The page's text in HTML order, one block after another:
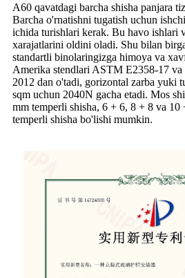
A60 qavatdagi barcha shisha panjara
Barcha o'rnatishni tugatish uchun
ichida turishlari kerak. Bu havo ishlari
xarajatlarini oldini oladi. Shu bilan
standartli binolaringizga himoya va
Amerika stendlari ASTM E2358-17
2012 dan o'tadi, gorizontal zarba yuki
sqm uchun 2040N gacha etadi. Mos
mm temperli shisha, 6 + 6, 8 + 8 va 10
temperli shisha bo'lishi mumkin.